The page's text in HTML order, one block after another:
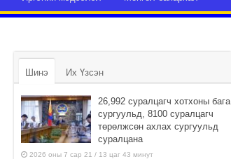
Шинэ Их Үзсэн
26,992 суралцагч хотхоны бага
сургуульд, 8100 суралцагч
төрөлжсөн ахлах сургуульд
суралцана
2026 оны 7 сар 21 / 13 цаг 43 минут